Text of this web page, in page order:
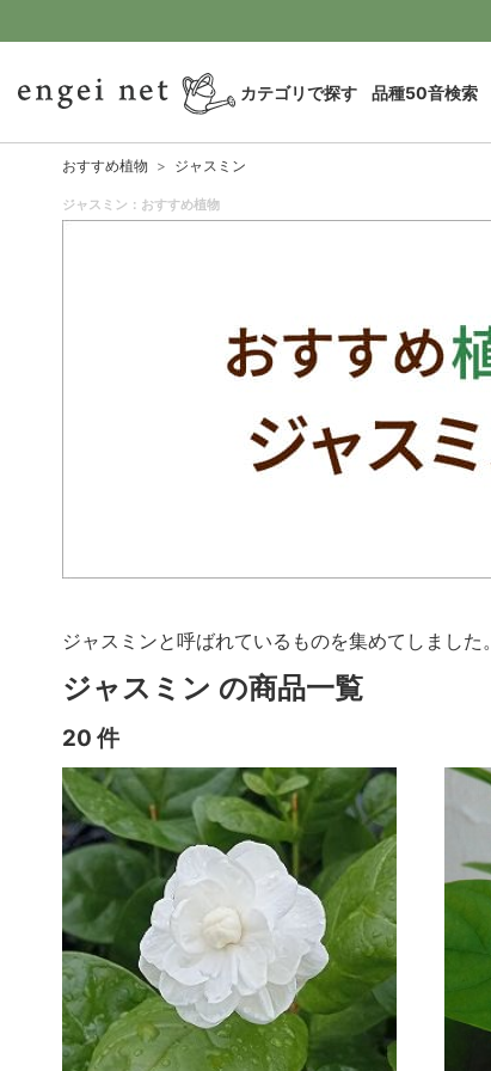
カテゴリで探す 品種50音検索
おすすめ植物 ジャスミン
ジャスミン：おすすめ植物
ジャスミンと呼ばれているものを集めてしました。
ジャスミン の商品一覧
20 件